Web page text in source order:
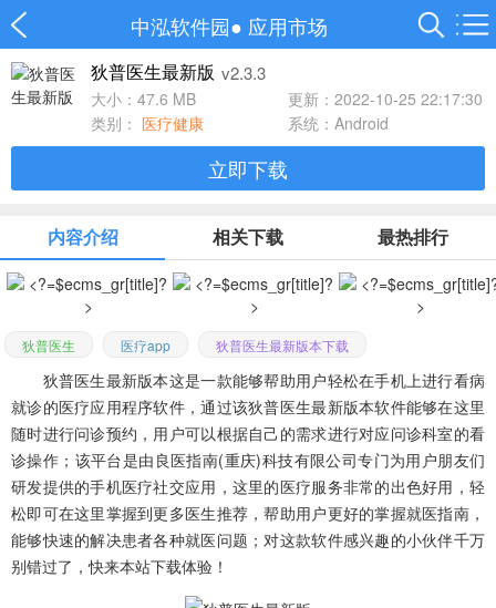
中泓软件园● 应用市场
狄普医生最新版 v2.3.3
大小：47.6 MB
更新：2022-10-25 22:17:30
类别： 医疗健康 系统：Android
立即下载
内容介绍 相关下载 最热排行
狄普医生 医疗app 狄普医生最新版本下载
狄普医生最新版本这是一款能够帮助用户轻松在手机上进行看病
就诊的医疗应用程序软件，通过该狄普医生最新版本软件能够在这里
随时进行问诊预约，用户可以根据自己的需求进行对应问诊科室的看
诊操作；该平台是由良医指南(重庆)科技有限公司专门为用户朋友们
研发提供的手机医疗社交应用，这里的医疗服务非常的出色好用，轻
松即可在这里掌握到更多医生推荐，帮助用户更好的掌握就医指南，
能够快速的解决患者各种就医问题；对这款软件感兴趣的小伙伴千万
别错过了，快来本站下载体验！